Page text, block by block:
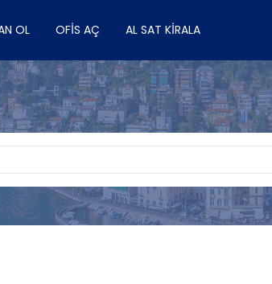
OL OFIS AÇ AL SAT KIRALA